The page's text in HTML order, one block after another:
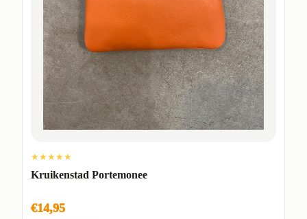
★★★★★
Kruikenstad Portemonee
€14,95